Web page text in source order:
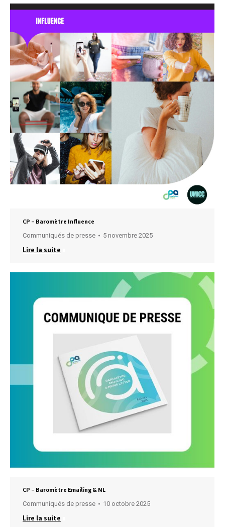
CP – Baromètre Influence
Communiqués de presse 5 novembre 2025
Lire la suite
CP – Baromètre Emailing & NL
Communiqués de presse 10 octobre 2025
Lire la suite